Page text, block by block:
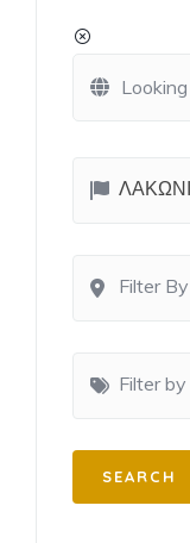
Filter
Filter